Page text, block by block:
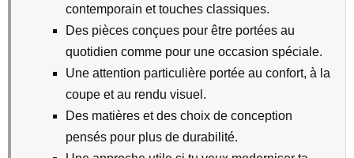
contemporain et touches classiques.
Des pièces conçues pour être portées au
quotidien comme pour une occasion spéciale.
Une attention particulière portée au confort, à la
coupe et au rendu visuel.
Des matières et des choix de conception
pensés pour plus de durabilité.